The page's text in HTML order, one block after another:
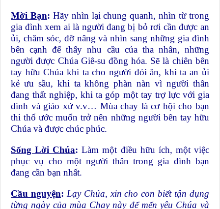
Mời Bạn: Hãy nhìn lại chung quanh, nhìn từ trong
gia đình xem ai là người đang bị bỏ rơi cần được an
ủi, chăm sóc, đỡ nâng và nhìn sang những gia đình
bên cạnh để thấy nhu cầu của tha nhân, những
người được Chúa Giê-su đồng hóa. Sẽ là chiên bên
tay hữu Chúa khi ta cho người đói ăn, khi ta an ủi
kẻ ưu sầu, khi ta không phàn nàn vì người thân
đang thất nghiệp, khi ta góp một tay trợ lực với gia
đình và giáo xứ v.v… Mùa chay là cơ hội cho bạn
thi thố ước muốn trở nên những người bên tay hữu
Chúa và được chúc phúc.
Sống Lời Chúa: Làm một điều hữu ích, một việc
phục vụ cho một người thân trong gia đình bạn
đang cần bạn nhất.
Cầu nguyện: Lạy Chúa, xin cho con biết tận dụng
từng ngày của mùa Chay này để mến yêu Chúa và